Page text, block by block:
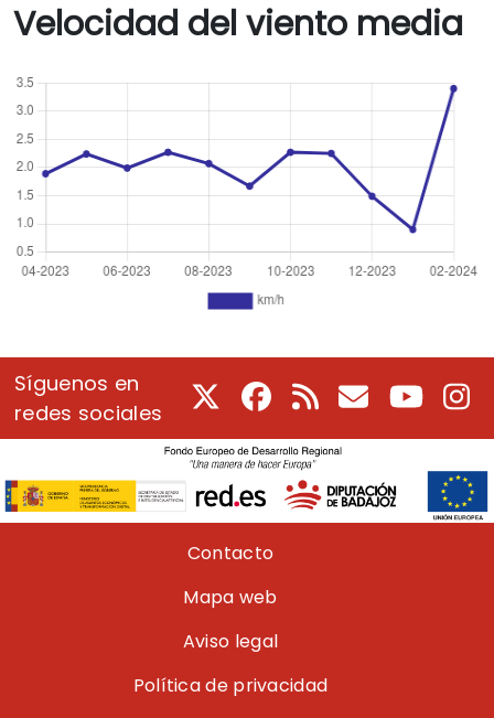
Velocidad del viento media
Síguenos en
redes sociales
Facebook
RSS CorreoYoutube
Pie de páginaContacto
Mapa web
Aviso legal
Política de privacidad